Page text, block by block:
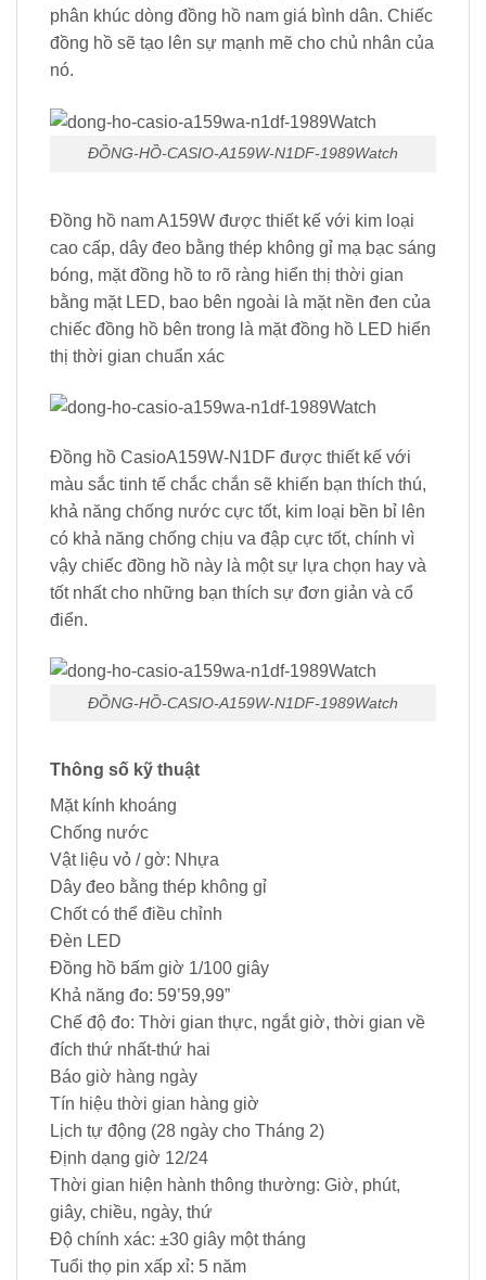
phân khúc dòng đồng hồ nam giá bình dân. Chiếc
đồng hồ sẽ tạo lên sự mạnh mẽ cho chủ nhân của
nó.
ĐỒNG-HỒ-CASIO-A159W-N1DF-1989Watch
Đồng hồ nam A159W được thiết kế với kim loại
cao cấp, dây đeo bằng thép không gỉ mạ bạc sáng
bóng, mặt đồng hồ to rõ ràng hiển thị thời gian
bằng mặt LED, bao bên ngoài là mặt nền đen của
chiếc đồng hồ bên trong là mặt đồng hồ LED hiển
thị thời gian chuẩn xác
Đồng hồ CasioA159W-N1DF được thiết kế với
màu sắc tinh tế chắc chắn sẽ khiến bạn thích thú,
khả năng chống nước cực tốt, kim loại bền bỉ lên
có khả năng chống chịu va đập cực tốt, chính vì
vậy chiếc đồng hồ này là một sự lựa chọn hay và
tốt nhất cho những bạn thích sự đơn giản và cổ
điển.
ĐỒNG-HỒ-CASIO-A159W-N1DF-1989Watch
Thông số kỹ thuật
Mặt kính khoáng
Chống nước
Vật liệu vỏ / gờ: Nhựa
Dây đeo bằng thép không gỉ
Chốt có thể điều chỉnh
Đèn LED
Đồng hồ bấm giờ 1/100 giây
Khả năng đo: 59’59,99”
Chế độ đo: Thời gian thực, ngắt giờ, thời gian về
đích thứ nhất-thứ hai
Báo giờ hàng ngày
Tín hiệu thời gian hàng giờ
Lịch tự động (28 ngày cho Tháng 2)
Định dạng giờ 12/24
Thời gian hiện hành thông thường: Giờ, phút,
giây, chiều, ngày, thứ
Độ chính xác: ±30 giây một tháng
Tuổi thọ pin xấp xỉ: 5 năm